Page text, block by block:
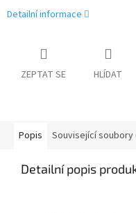
Detailní informace
ZEPTAT SE HLÍDAT
Popis Související soubory
Detailní popis